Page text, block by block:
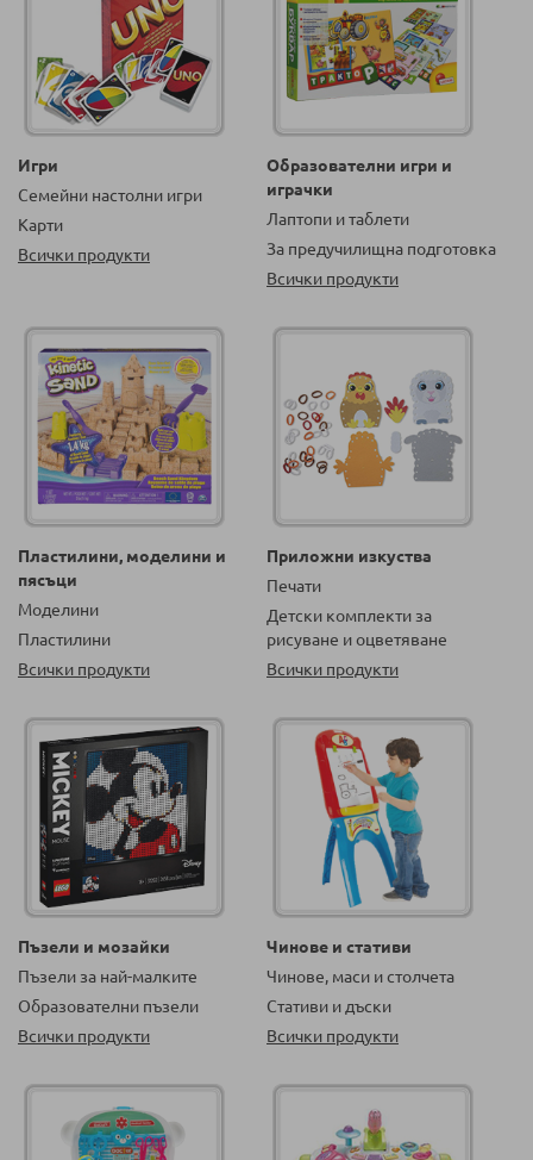
Игри
Семейни настолни игри
Карти
Всички продукти
Образователни игри и
играчки
Лаптопи и таблети
За предучилищна подготовка
Всички продукти
Пластилини, моделини и
пясъци
Моделини
Пластилини
Всички продукти
Приложни изкуства
Печати
Детски комплекти за
рисуване и оцветяване
Всички продукти
Пъзели и мозайки
Пъзели за най-малките
Образователни пъзели
Всички продукти
Чинове и стативи
Чинове, маси и столчета
Стативи и дъски
Всички продукти